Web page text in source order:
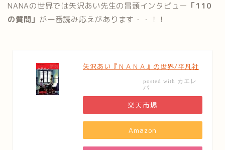
NANAの世界では矢沢あい先生の冒頭インタビュー 「110
の質問」 が一番読み応えがあります・・！！
矢沢あい『ＮＡＮＡ』の世界/平凡社
posted with カエレ
バ
楽天市場
Amazon